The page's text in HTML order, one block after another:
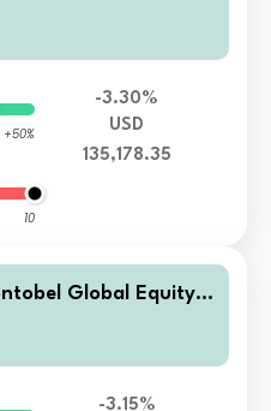
+50%
10
-3.30%
USD
135,178.35
Global Equity E
Acc EUR
-3.15%